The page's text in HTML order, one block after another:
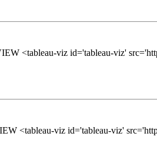
<tableau-viz id='tableau-viz'
<tableau-viz id='tableau-viz'